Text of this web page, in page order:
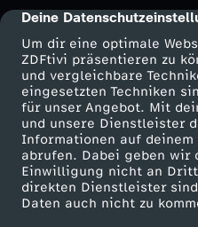
cmp-dialog-description
Deine
Um dir eine optimale
ZDFtivi präsentieren zu
und vergleichbare
eingesetzten Techniken
für unser Angebot. Mit
und unsere Dienstleister
Informationen auf
abrufen. Dabei geben wir
Einwilligung nicht an
direkten Dienstleister
Daten auch nicht zu
(
2
)
Mehr ZDF
ZDF-Apps
Smart TV
ZDFtext